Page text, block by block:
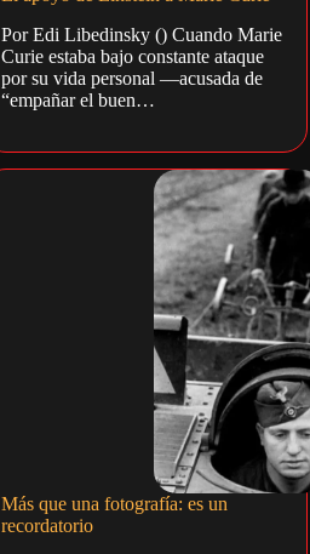
Por Edi Libedinsky () Cuando Marie
Curie estaba bajo constante ataque
por su vida personal —acusada de
“empañar el buen…
Más que una fotografía: es un
recordatorio